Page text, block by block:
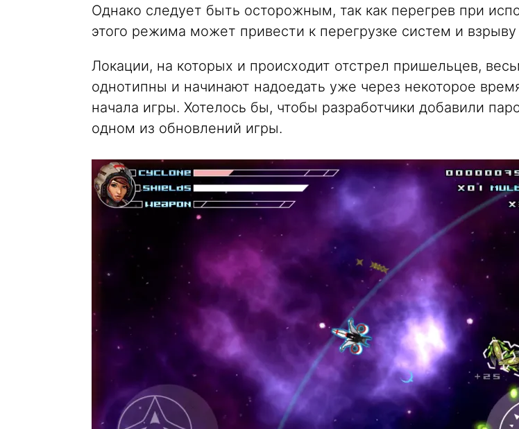
Однако следует быть осторожным, так как перегрев при
этого режима может привести к перегрузке систем и взрыву
Локации, на которых и происходит отстрел пришельцев,
однотипны и начинают надоедать уже через некоторое
начала игры. Хотелось бы, чтобы разработчики добавили
одном из обновлений игры.